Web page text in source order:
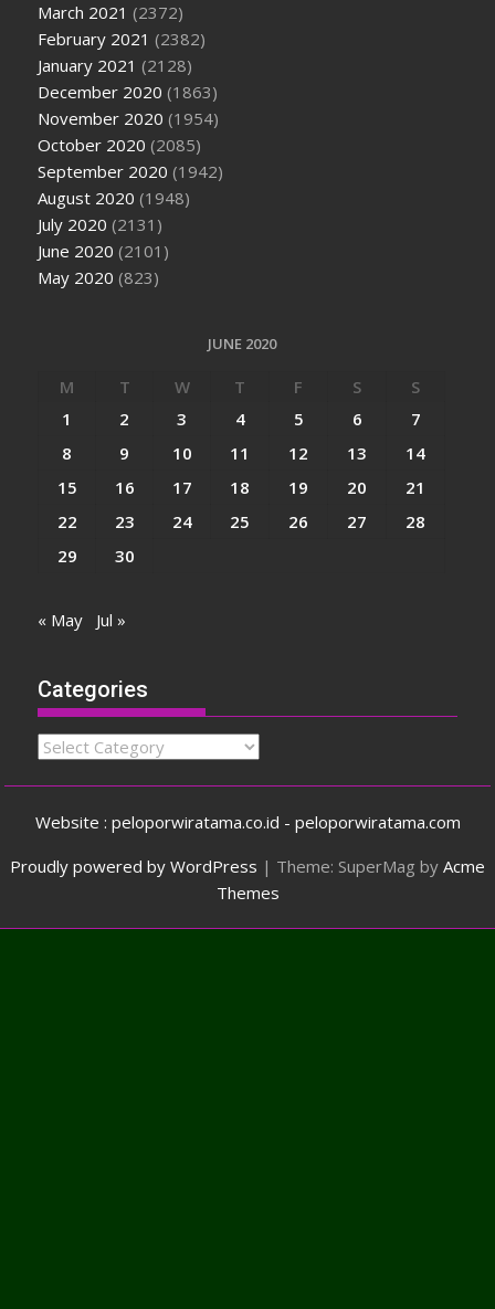
March 2021 (2372)
February 2021 (2382)
January 2021 (2128)
December 2020 (1863)
November 2020 (1954)
October 2020 (2085)
September 2020 (1942)
August 2020 (1948)
July 2020 (2131)
June 2020 (2101)
May 2020 (823)
JUNE 2020
M T W T F S
S
1
2 3 4 5 6
7
8
9 10 11 12 13
14
15
16 17 18 19 20
21
22
23 24 25 26 27
28
29
30
« May Jul »
Categories
Categories
Website : peloporwiratama.co.id - peloporwiratama.com
Proudly powered by WordPress | Theme: SuperMag by Acme
Themes